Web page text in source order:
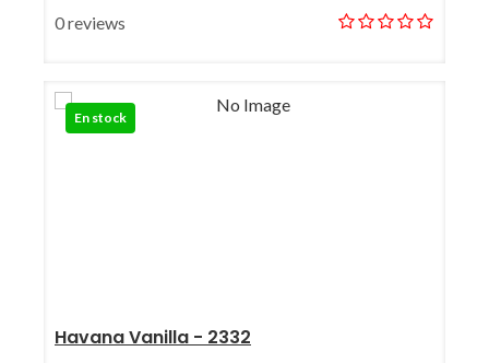
0 reviews
En stock
Havana Vanilla - 2332